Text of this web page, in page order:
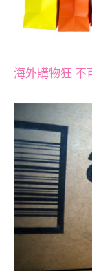
海外購物狂 不